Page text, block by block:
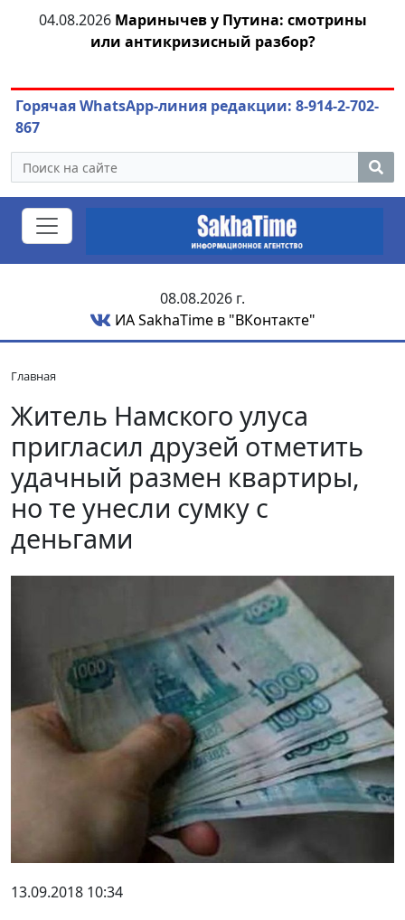
04.08.2026 Маринычев у Путина: смотрины
или антикризисный разбор?
Горячая WhatsApp-линия редакции: 8-914-2-702-
867
08.08.2026 г.
ИА SakhaTime в "ВКонтакте"
Главная
Житель Намского улуса
пригласил друзей отметить
удачный размен квартиры,
но те унесли сумку с
деньгами
13.09.2018 10:34